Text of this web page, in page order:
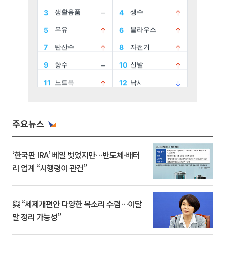
주요뉴스
‘한국판 IRA’ 베일 벗었지만…반도체·배터
리 업계 “시행령이 관건”
與 “세제개편안 다양한 목소리 수렴…이달
말 정리 가능성”